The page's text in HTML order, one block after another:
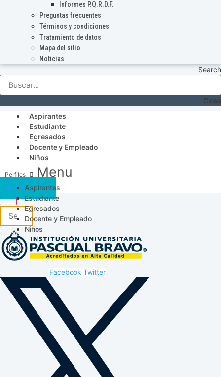
Informes P.Q.R.D.F.
Preguntas frecuentes
Términos y condiciones
Tratamiento de datos
Mapa del sitio
Noticias
Search
Close
Aspirantes
Estudiante
Egresados
Docente y Empleado
Niños
Menu
Aspirantes
Estudiante
Egresados
Docente y Empleado
Niños
Acceso SICAU
Facebook Twitter